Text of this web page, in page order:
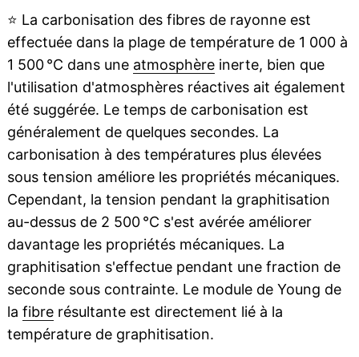
⭐ La carbonisation des fibres de rayonne est
effectuée dans la plage de température de 1 000 à
1 500 °C dans une atmosphèreinerte, bien que
l'utilisation d'atmosphères réactives ait également
été suggérée. Le temps de carbonisation est
généralement de quelques secondes. La
carbonisation à des températures plus élevées
sous tension améliore les propriétés mécaniques.
Cependant, la tension pendant la graphitisation
au-dessus de 2 500 °C s'est avérée améliorer
davantage les propriétés mécaniques. La
graphitisation s'effectue pendant une fraction de
seconde sous contrainte. Le module de Young de
la fibrerésultante est directement lié à la
température de graphitisation.